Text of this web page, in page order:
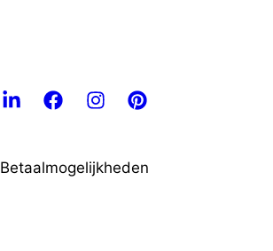
Betaalmogelijkheden